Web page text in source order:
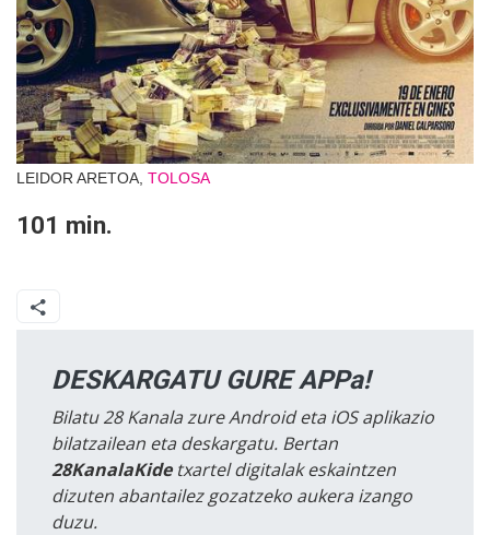
LEIDOR ARETOA, TOLOSA
101 min.
DESKARGATU GURE APPa!
Bilatu 28 Kanala zure Android eta iOS aplikazio
bilatzailean eta deskargatu. Bertan
28KanalaKidetxartel digitalak eskaintzen
dizuten abantailez gozatzeko aukera izango
duzu.